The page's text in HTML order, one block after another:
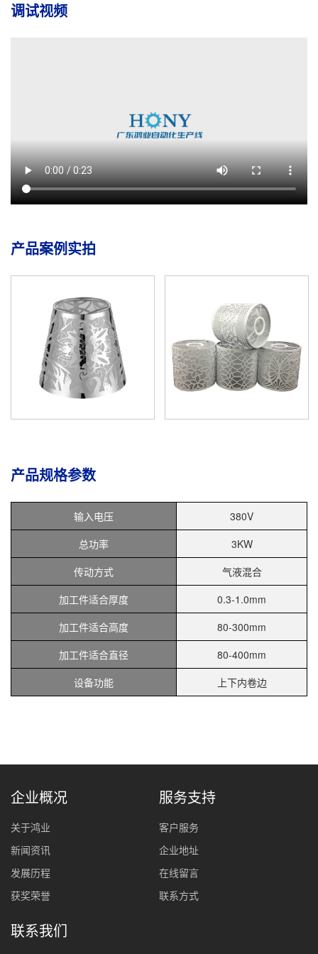
调试视频
产品案例实拍
产品规格参数
输入电压
380V
总功率
3KW
传动方式
气液混合
加工件适合厚度
0.3-1.0mm
加工件适合高度
80-300mm
加工件适合直径
80-400mm
设备功能
上下内卷边
企业概况
关于鸿业
新闻资讯
发展历程
获奖荣誉
服务支持
客户服务
企业地址
在线留言
联系方式
联系我们